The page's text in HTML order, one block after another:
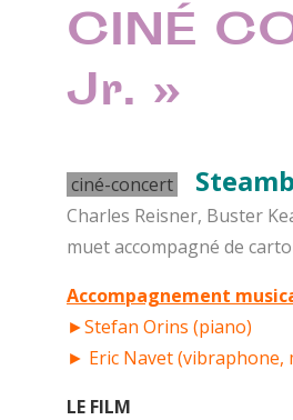
CINÉ
Jr. »
ciné-concert
Charles Reisner, Buster
muet accompagné de
Accompagnement
►Stefan Orins (piano)
► Eric Navet (vibraphone,
LE FILM